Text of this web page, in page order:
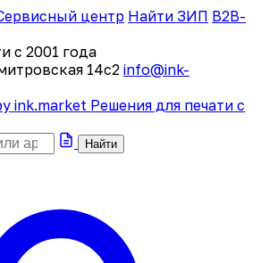
центр Найти ЗИП B2B-
с 2001 года
14с2 info@ink-
ink.market Решения для печати с
Найти